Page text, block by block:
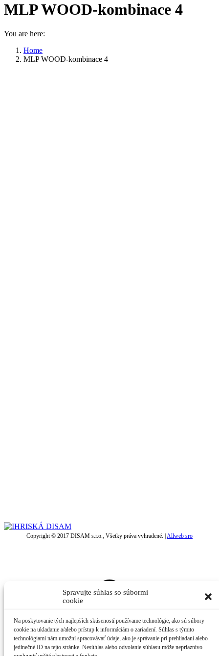
Spravujte súhlas so súbormi
cookie
Na poskytovanie tých najlepších skúseností používame technológie, ako sú súbory
cookie na ukladanie a/alebo prístup k informáciám o zariadení. Súhlas s týmito
technológiami nám umožní spracovávať údaje, ako je správanie pri prehliadaní alebo
jedinečné ID na tejto stránke. Nesúhlas alebo odvolanie súhlasu môže nepriaznivo
MLP WOOD-kombinace 4
You are here:
Home
MLP WOOD-kombinace 4
Copyright © 2017 DISAM s.r.o., Všetky práva vyhradené. |Allweb sro